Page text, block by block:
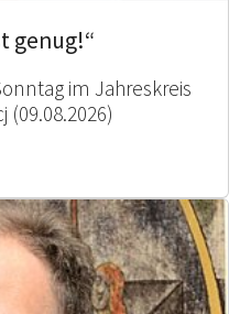
genug!“
im Jahreskreis
(09.08.2026)